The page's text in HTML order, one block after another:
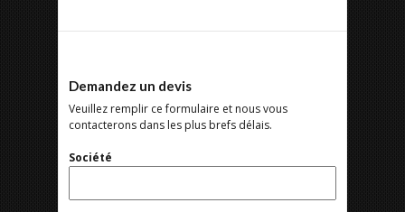
Demandez un devis
Veuillez remplir ce formulaire et nous vous
contacterons dans les plus brefs délais.
Société